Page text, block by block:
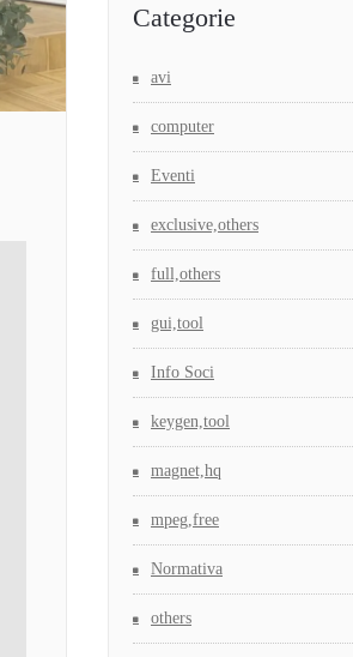
Categorie
avi
computer
Eventi
exclusive,others
full,others
gui,tool
Info Soci
keygen,tool
magnet,hq
mpeg,free
Normativa
others